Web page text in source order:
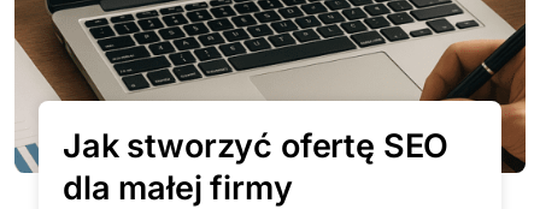
Jak stworzyć ofertę SEO
dla małej firmy